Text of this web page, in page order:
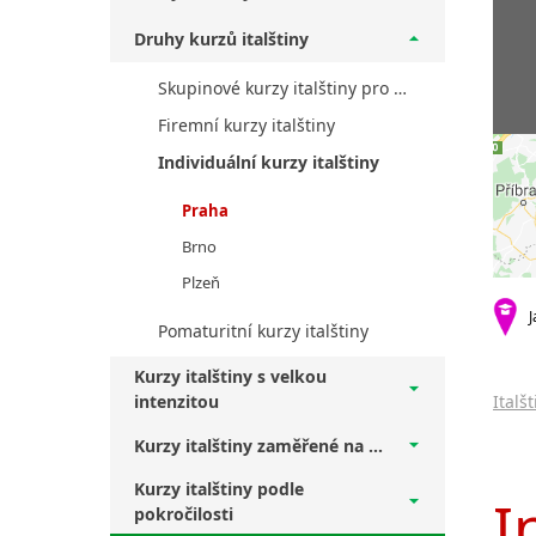
Druhy kurzů italštiny
Skupinové kurzy italštiny pro veřejnost
Firemní kurzy italštiny
Individuální kurzy italštiny
Praha
Brno
Plzeň
Pomaturitní kurzy italštiny
Kurzy italštiny s velkou
intenzitou
Kurzy italštiny zaměřené na ...
Kurzy italštiny podle
pokročilosti